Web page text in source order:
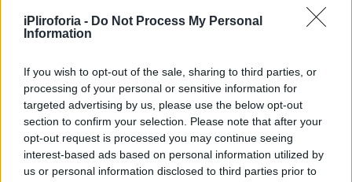
iPliroforia - Do Not Process My Personal
Information
If you wish to opt-out of the sale, sharing to third parties, or
processing of your personal or sensitive information for
targeted advertising by us, please use the below opt-out
section to confirm your selection. Please note that after your
opt-out request is processed you may continue seeing
interest-based ads based on personal information utilized by
us or personal information disclosed to third parties prior to
του ελληνικού κινηματογράφου, το «Είμαι
γυναίκα του γλεντιού» και το «Του αγοριού